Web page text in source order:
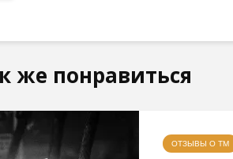
же понравиться
ОТЗЫВЫ О ТМ